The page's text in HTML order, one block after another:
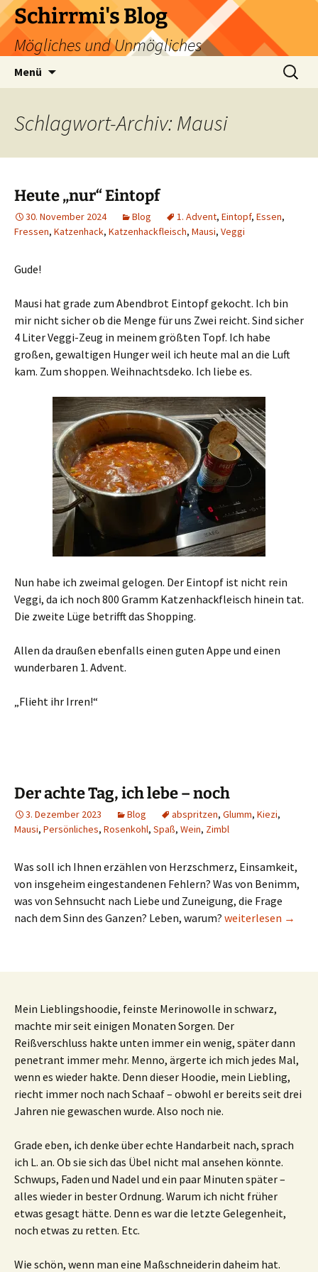
Zum
Inhalt
springen
Schirrmi's Blog
Mögliches und Unmögliches
Menü
Suchen
nach:
Schlagwort-Archiv: Mausi
Heute „nur“ Eintopf
30. November 2024 Blog 1. Advent, Eintopf, Essen,
Fressen, Katzenhack, Katzenhackfleisch, Mausi, Veggi
Gude!
Mausi hat grade zum Abendbrot Eintopf gekocht. Ich bin
mir nicht sicher ob die Menge für uns Zwei reicht. Sind sicher
4 Liter Veggi-Zeug in meinem größten Topf. Ich habe
großen, gewaltigen Hunger weil ich heute mal an die Luft
kam. Zum shoppen. Weihnachtsdeko. Ich liebe es.
Nun habe ich zweimal gelogen. Der Eintopf ist nicht rein
Veggi, da ich noch 800 Gramm Katzenhackfleisch hinein tat.
Die zweite Lüge betrifft das Shopping.
Allen da draußen ebenfalls einen guten Appe und einen
wunderbaren 1. Advent.
„Flieht ihr Irren!“
Der achte Tag, ich lebe – noch
3. Dezember 2023 Blog abspritzen, Glumm, Kiezi,
Mausi, Persönliches, Rosenkohl, Spaß, Wein, Zimbl
Was soll ich Ihnen erzählen von Herzschmerz, Einsamkeit,
von insgeheim eingestandenen Fehlern? Was von Benimm,
was von Sehnsucht nach Liebe und Zuneigung, die Frage
nach dem Sinn des Ganzen? Leben, warum? Der achte Tag, ich
weiterlesen →
Mein Lieblingshoodie, feinste Merinowolle in schwarz,
machte mir seit einigen Monaten Sorgen. Der
Reißverschluss hakte unten immer ein wenig, später dann
penetrant immer mehr. Menno, ärgerte ich mich jedes Mal,
wenn es wieder hakte. Denn dieser Hoodie, mein Liebling,
riecht immer noch nach Schaaf – obwohl er bereits seit drei
Jahren nie gewaschen wurde. Also noch nie.
Grade eben, ich denke über echte Handarbeit nach, sprach
ich L. an. Ob sie sich das Übel nicht mal ansehen könnte.
Schwups, Faden und Nadel und ein paar Minuten später –
alles wieder in bester Ordnung. Warum ich nicht früher
etwas gesagt hätte. Denn es war die letzte Gelegenheit,
noch etwas zu retten. Etc.
Wie schön, wenn man eine Maßschneiderin daheim hat.